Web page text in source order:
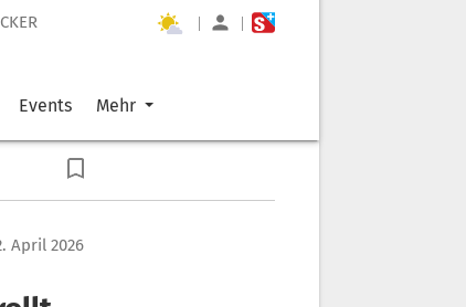
| |
Events Mehr
April 2026